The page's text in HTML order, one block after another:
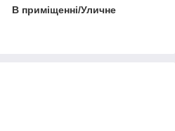
В приміщенні/Уличне